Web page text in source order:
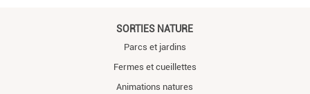
SORTIES NATURE
Parcs et jardins
Fermes et cueillettes
Animations natures